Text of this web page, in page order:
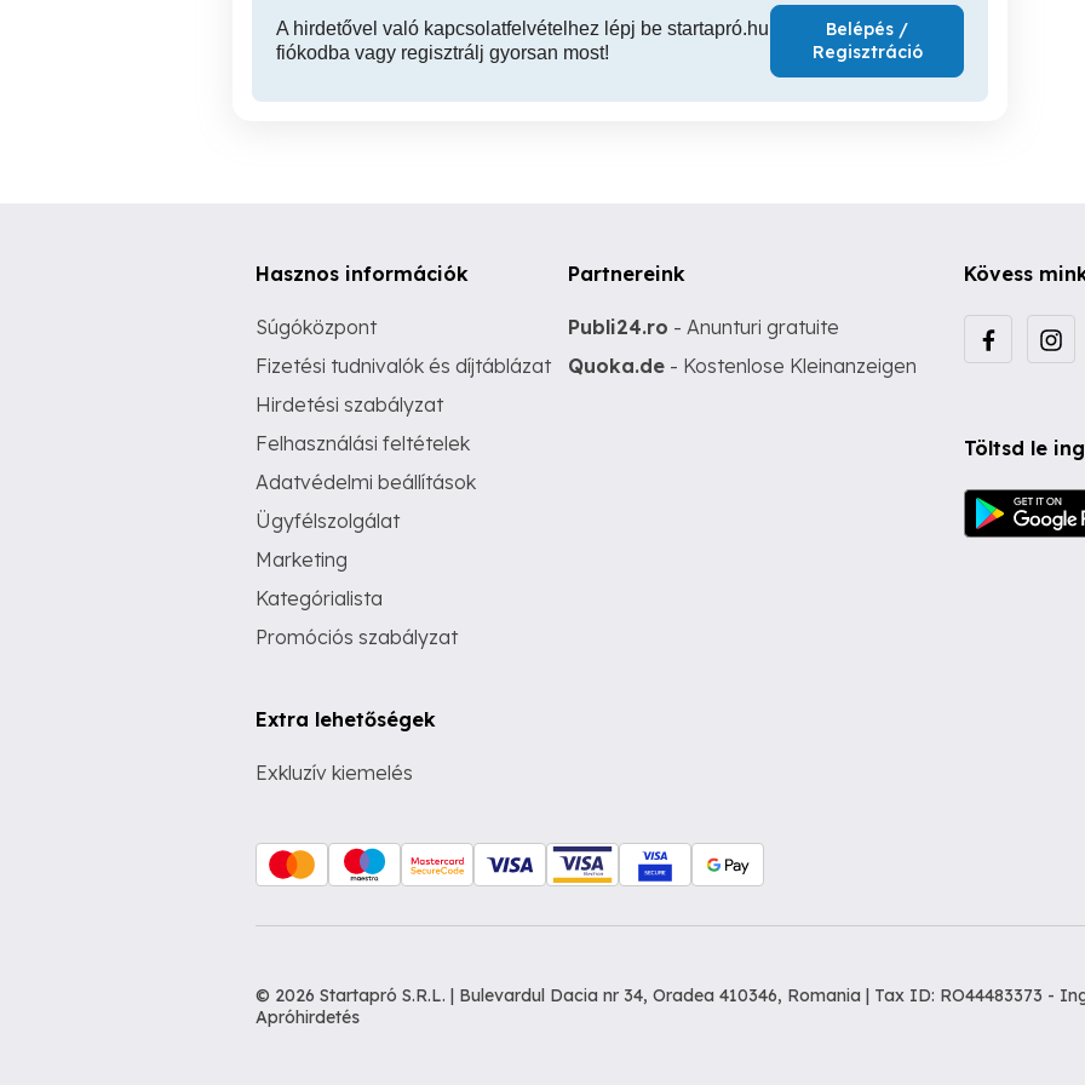
A hirdetővel való kapcsolatfelvételhez lépj be startapró.hu
fiókodba vagy regisztrálj gyorsan most!
Belépés /
Regisztráció
Hasznos információk
Súgóközpont
Fizetési tudnivalók és díjtáblázat
Hirdetési szabályzat
Felhasználási feltételek
Adatvédelmi beállítások
Ügyfélszolgálat
Marketing
Kategórialista
Promóciós szabályzat
Extra lehetőségek
Exkluzív kiemelés
Partnereink
Publi24.ro - Anunturi gratuite
Quoka.de - Kostenlose Kleinanzeigen
Kövess
Töltsd le
© 2026 Startapró S.R.L. | Bulevardul Dacia nr 34, Oradea 410346, Romania | Tax ID: RO44483373 -
Apróhirdetés